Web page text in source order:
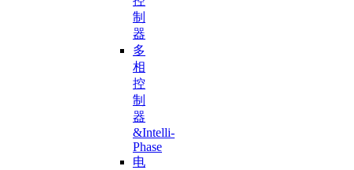
制
器
多
相
控
制
器
&Intelli-
Phase
电